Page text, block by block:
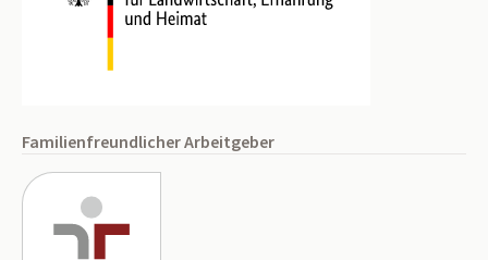
Familienfreundlicher Arbeitgeber